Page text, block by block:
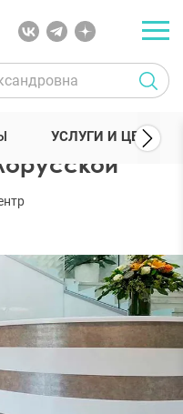
на Белорусской
УСЛУГИ И ЦЕНЫ